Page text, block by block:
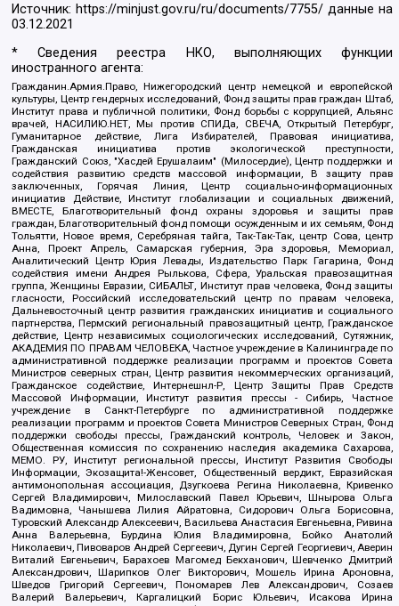
Источник: https://minjust.gov.ru/ru/documents/7755/ данные на
03.12.2021
* Сведения реестра НКО, выполняющих функции
иностранного агента:
Гражданин.Армия.Право, Нижегородский центр немецкой и европейской
культуры, Центр гендерных исследований, Фонд защиты прав граждан Штаб,
Институт права и публичной политики, Фонд борьбы с коррупцией, Альянс
врачей, НАСИЛИЮ.НЕТ, Мы против СПИДа, СВЕЧА, Открытый Петербург,
Гуманитарное действие, Лига Избирателей, Правовая инициатива,
Гражданская инициатива против экологической преступности,
Гражданский Союз, "Хасдей Ерушалаим" (Милосердие), Центр поддержки и
содействия развитию средств массовой информации, В защиту прав
заключенных, Горячая Линия, Центр социально-информационных
инициатив Действие, Институт глобализации и социальных движений,
ВМЕСТЕ, Благотворительный фонд охраны здоровья и защиты прав
граждан, Благотворительный фонд помощи осужденным и их семьям, Фонд
Тольятти, Новое время, Серебряная тайга, Так-Так-Так, центр Сова, центр
Анна, Проект Апрель, Самарская губерния, Эра здоровья, Мемориал,
Аналитический Центр Юрия Левады, Издательство Парк Гагарина, Фонд
содействия имени Андрея Рылькова, Сфера, Уральская правозащитная
группа, Женщины Евразии, СИБАЛЬТ, Институт прав человека, Фонд защиты
гласности, Российский исследовательский центр по правам человека,
Дальневосточный центр развития гражданских инициатив и социального
партнерства, Пермский региональный правозащитный центр, Гражданское
действие, Центр независимых социологических исследований, Сутяжник,
АКАДЕМИЯ ПО ПРАВАМ ЧЕЛОВЕКА, Частное учреждение в Калининграде по
административной поддержке реализации программ и проектов Совета
Министров северных стран, Центр развития некоммерческих организаций,
Гражданское содействие, Интернешнл-Р, Центр Защиты Прав Средств
Массовой Информации, Институт развития прессы - Сибирь, Частное
учреждение в Санкт-Петербурге по административной поддержке
реализации программ и проектов Совета Министров Северных Стран, Фонд
поддержки свободы прессы, Гражданский контроль, Человек и Закон,
Общественная комиссия по сохранению наследия академика Сахарова,
МЕМО. РУ, Институт региональной прессы, Институт Развития Свободы
Информации, Экозащита!-Женсовет, Общественный вердикт, Евразийская
антимонопольная ассоциация, Дзугкоева Регина Николаевна, Кривенко
Сергей Владимирович, Милославский Павел Юрьевич, Шнырова Ольга
Вадимовна, Чанышева Лилия Айратовна, Сидорович Ольга Борисовна,
Туровский Александр Алексеевич, Васильева Анастасия Евгеньевна, Ривина
Анна Валерьевна, Бурдина Юлия Владимировна, Бойко Анатолий
Николаевич, Пивоваров Андрей Сергеевич, Дугин Сергей Георгиевич, Аверин
Виталий Евгеньевич, Барахоев Магомед Бекханович, Шевченко Дмитрий
Александрович, Шарипков Олег Викторович, Мошель Ирина Ароновна,
Шведов Григорий Сергеевич, Пономарев Лев Александрович, Созаев
Валерий Валерьевич, Каргалицкий Борис Юльевич, Исакова Ирина